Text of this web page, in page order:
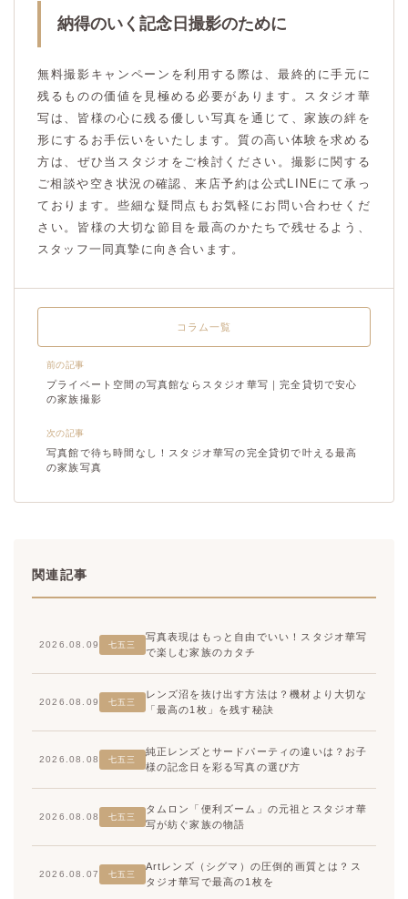
納得のいく記念日撮影のために
無料撮影キャンペーンを利用する際は、最終的に手元に
残るものの価値を見極める必要があります。スタジオ華
写は、皆様の心に残る優しい写真を通じて、家族の絆を
形にするお手伝いをいたします。質の高い体験を求める
方は、ぜひ当スタジオをご検討ください。撮影に関する
ご相談や空き状況の確認、来店予約は公式LINEにて承っ
ております。些細な疑問点もお気軽にお問い合わせくだ
さい。皆様の大切な節目を最高のかたちで残せるよう、
スタッフ一同真摯に向き合います。
前の記事
プライベート空間の写真館ならスタジオ華写｜完全貸切で安心
の家族撮影
コラム一覧
次の記事
写真館で待ち時間なし！スタジオ華写の完全貸切で叶える最高
の家族写真
関連記事
2026.08.09 七五三
写真表現はもっと自由でいい！スタジオ華写
で楽しむ家族のカタチ
2026.08.09 七五三
レンズ沼を抜け出す方法は？機材より大切な
「最高の1枚」を残す秘訣
2026.08.08 七五三
純正レンズとサードパーティの違いは？お子
様の記念日を彩る写真の選び方
2026.08.08 七五三
タムロン「便利ズーム」の元祖とスタジオ華
写が紡ぐ家族の物語
2026.08.07 七五三
Artレンズ（シグマ）の圧倒的画質とは？ス
タジオ華写で最高の1枚を